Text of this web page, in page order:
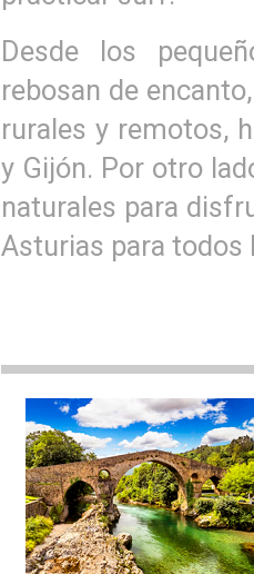
Desde los
rebosan de
rurales y remotos,
y Gijón. Por otro
naturales para
Asturias para todos